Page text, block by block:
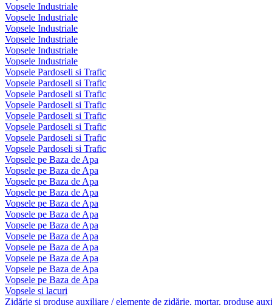
Vopsele Industriale
Vopsele Industriale
Vopsele Industriale
Vopsele Industriale
Vopsele Industriale
Vopsele Industriale
Vopsele Pardoseli si Trafic
Vopsele Pardoseli si Trafic
Vopsele Pardoseli si Trafic
Vopsele Pardoseli si Trafic
Vopsele Pardoseli si Trafic
Vopsele Pardoseli si Trafic
Vopsele Pardoseli si Trafic
Vopsele Pardoseli si Trafic
Vopsele pe Baza de Apa
Vopsele pe Baza de Apa
Vopsele pe Baza de Apa
Vopsele pe Baza de Apa
Vopsele pe Baza de Apa
Vopsele pe Baza de Apa
Vopsele pe Baza de Apa
Vopsele pe Baza de Apa
Vopsele pe Baza de Apa
Vopsele pe Baza de Apa
Vopsele pe Baza de Apa
Vopsele pe Baza de Apa
Vopsele si lacuri
Zidărie și produse auxiliare / elemente de zidărie, mortar, produse